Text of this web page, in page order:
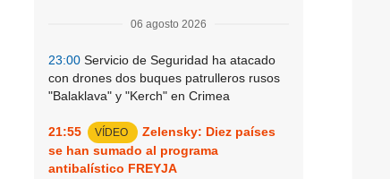
06 agosto 2026
23:00 Servicio de Seguridad ha atacado
con drones dos buques patrulleros rusos
"Balaklava" y "Kerch" en Crimea
21:55 VÍDEO
Zelensky: Diez países
se han sumado al programa
antibalístico FREYJA